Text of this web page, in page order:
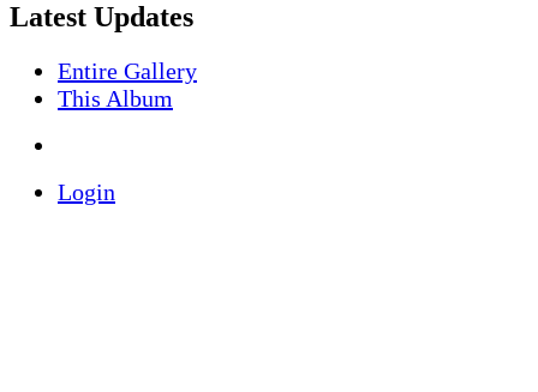
Latest Updates
Entire Gallery
This Album
Login